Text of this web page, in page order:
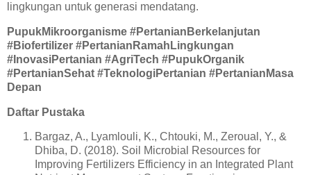
lingkungan untuk generasi mendatang.
PupukMikroorganisme #PertanianBerkelanjutan
#Biofertilizer #PertanianRamahLingkungan
#InovasiPertanian #AgriTech #PupukOrganik
#PertanianSehat #TeknologiPertanian #PertanianMasa
Depan
Daftar Pustaka
Bargaz, A., Lyamlouli, K., Chtouki, M., Zeroual, Y., &
Dhiba, D. (2018). Soil Microbial Resources for
Improving Fertilizers Efficiency in an Integrated Plant